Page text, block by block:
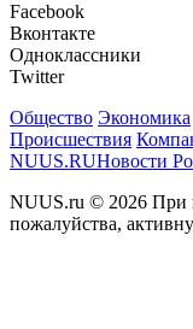
Facebook
Вконтакте
Одноклассники
Twitter
Общество Экономика
Происшествия
NUUS.RUНовости
NUUS.ru © 2026 При
пожалуйства,